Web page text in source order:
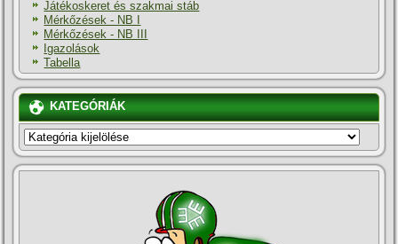
Játékoskeret és szakmai stáb
Mérkőzések - NB I
Mérkőzések - NB III
Igazolások
Tabella
KATEGÓRIÁK
KATEGÓRIÁK